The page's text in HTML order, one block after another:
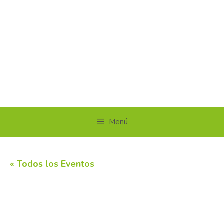
Menú
« Todos los Eventos